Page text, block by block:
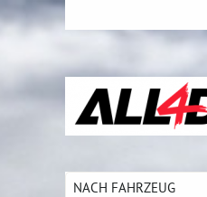
NACH FAHRZEUG